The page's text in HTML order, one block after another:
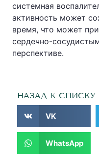
системная
активность может
время, что может
сердечно-
перспективе.
НАЗАД К СПИСКУ
VK
WhatsApp